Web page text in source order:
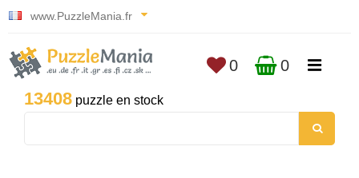
www.PuzzleMania.fr
13408 puzzle en stock
0 0